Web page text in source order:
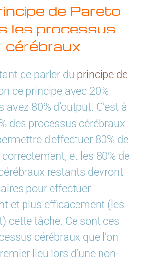
de Pareto
les processus
cérébraux
de parler du principe de
ce principe avec 20%
avez 80% d’output. C’est à
des processus cérébraux
d’effectuer 80% de
et les 80% de
restants devront
pour effectuer
et plus efficacement (les
cette tâche. Ce sont ces
cérébraux que l’on
lieu lors d’une non-